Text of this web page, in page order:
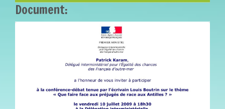
Document:
BECA3E20-CBA3-4E91-
9AEE-CC3A8C8E1AB9.JPG